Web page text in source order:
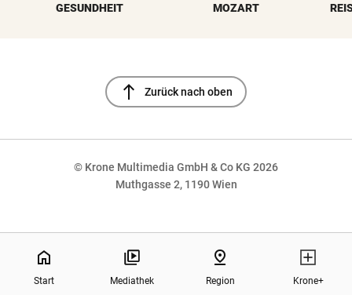
GESUNDHEIT MOZART
north Zurück nach oben
© Krone Multimedia GmbH & Co KG 2026
Muthgasse 2, 1190 Wien
home
Start Mediathek
pin_drop
Region Krone+
NaN%